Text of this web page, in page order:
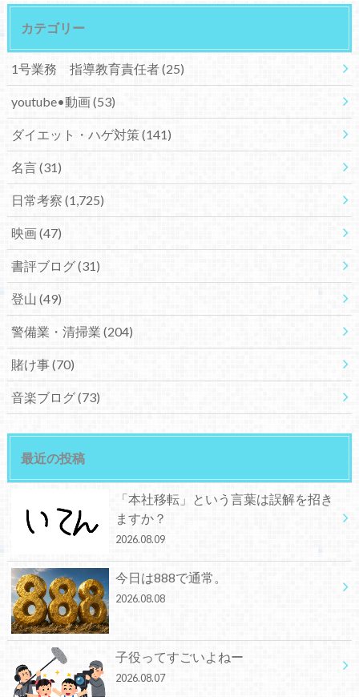
カテゴリー
1号業務 指導教育責任者(25)
youtube•動画(53)
ダイエット・ハゲ対策(141)
名言(31)
日常考察 (1,725)
映画(47)
書評ブログ(31)
登山 (49)
警備業・清掃業 (204)
賭け事(70)
音楽ブログ(73)
最近の投稿
「本社移転」という言葉は誤解を招き
ますか？
2026.08.09
今日は888で通常。
2026.08.08
子役ってすごいよねー
2026.08.07